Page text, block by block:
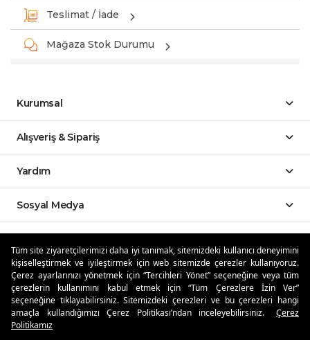
Tüm site ziyaretçilerimizi daha iyi tanımak, sitemizdeki kullanıcı deneyimini
kişiselleştirmek ve iyileştirmek için web sitemizde çerezler kullanıyoruz.
Çerez ayarlarınızı yönetmek için “Tercihleri Yönet” seçeneğine veya tüm
çerezlerin kullanımını kabul etmek için “Tüm Çerezlere İzin Ver”
seçeneğine tıklayabilirsiniz. Sitemizdeki çerezleri ve bu çerezleri hangi
amaçla kullandığımızı Çerez Politikası’ndan inceleyebilirsiniz.
Çerez
Politikamız
Teslimat / İade
Mağaza Stok Durumu
Kurumsal
Alışveriş & Sipariş
Yardım
Sosyal Medya
Özdilekteyim'de Taksit Avantajları
Güvenli Alışveriş